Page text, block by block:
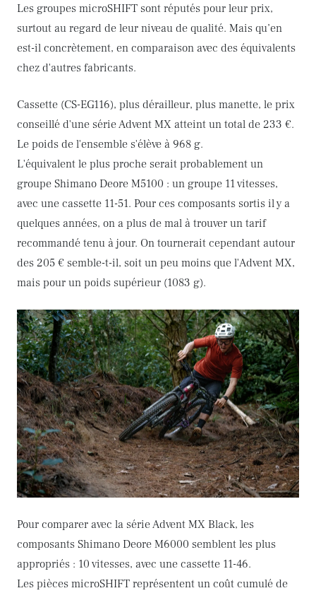
Les groupes microSHIFT sont réputés pour leur prix,
surtout au regard de leur niveau de qualité. Mais qu’en
est-il concrètement, en comparaison avec des équivalents
chez d'autres fabricants.
Cassette (CS-EG116), plus dérailleur, plus manette, le prix
conseillé d'une série Advent MX atteint un total de 233 €.
Le poids de l'ensemble s'élève à 968 g.
L'équivalent le plus proche serait probablement un
groupe Shimano Deore M5100 : un groupe 11 vitesses,
avec une cassette 11-51. Pour ces composants sortis il y a
quelques années, on a plus de mal à trouver un tarif
recommandé tenu à jour. On tournerait cependant autour
des 205 € semble-t-il, soit un peu moins que l'Advent MX,
mais pour un poids supérieur (1083 g).
Pour comparer avec la série Advent MX Black, les
composants Shimano Deore M6000 semblent les plus
appropriés : 10 vitesses, avec une cassette 11-46.
Les pièces microSHIFT représentent un coût cumulé de